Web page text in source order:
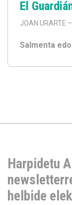
El
JOAN URARTE
Salmenta
Harpidetu
helbide